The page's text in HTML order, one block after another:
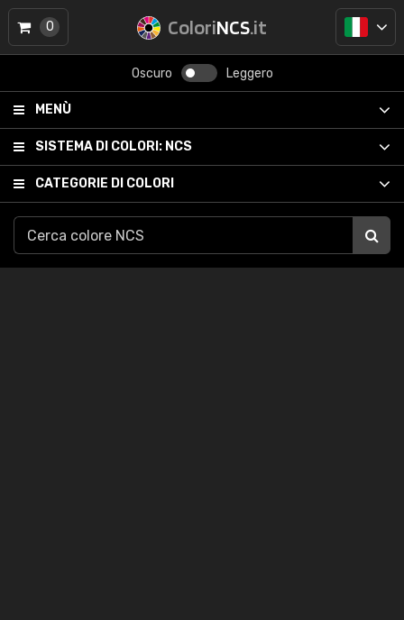
ColoriNCS.it
Oscuro Leggero
MENÙ
SISTEMA DI COLORI: NCS
CATEGORIE DI COLORI
0